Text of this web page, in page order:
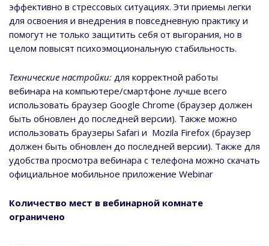
эффективно в стрессовых ситуациях. Эти приемы легки
для освоения и внедрения в повседневную практику и
помогут не только защитить себя от выгорания, но в
целом повысят психоэмоциональную стабильность.
Технические настройки: для корректной работы
вебинара на компьютере/смартфоне лучше всего
использовать браузер Google Chrome (браузер должен
быть обновлен до последней версии). Также можно
использовать браузеры Safari и Mozila Firefox (браузер
должен быть обновлен до последней версии). Также для
удобства просмотра вебинара с телефона можно скачать
официальное мобильное приложение Webinar
Количество мест в вебинарной комнате
ограничено